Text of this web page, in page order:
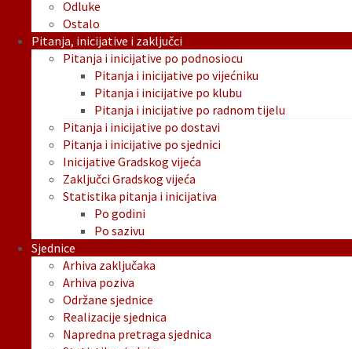
Odluke
Ostalo
Pitanja, inicijative i zaključci
Pitanja i inicijative po podnosiocu
Pitanja i inicijative po vijećniku
Pitanja i inicijative po klubu
Pitanja i inicijative po radnom tijelu
Pitanja i inicijative po dostavi
Pitanja i inicijative po sjednici
Inicijative Gradskog vijeća
Zaključci Gradskog vijeća
Statistika pitanja i inicijativa
Po godini
Po sazivu
Sjednice
Arhiva zaključaka
Arhiva poziva
Održane sjednice
Realizacije sjednica
Napredna pretraga sjednica